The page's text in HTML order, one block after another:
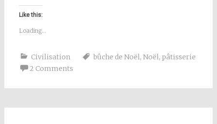
Like this:
Loading...
Civilisation bûche de Noël, Noël, pâtisserie
2 Comments